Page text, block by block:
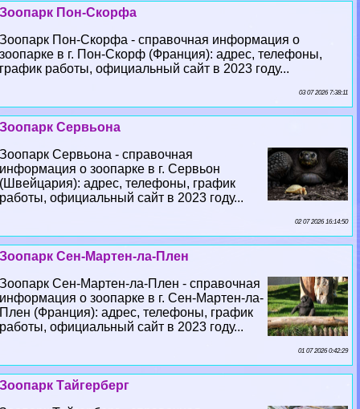
Зоопарк Пон-Скорфа
Зоопарк Пон-Скорфа - справочная информация о
зоопарке в г. Пон-Скорф (Франция): адрес, телефоны,
график работы, официальный сайт в 2023 году...
03 07 2026 7:38:11
Зоопарк Сервьона
Зоопарк Сервьона - справочная
информация о зоопарке в г. Сервьон
(Швейцария): адрес, телефоны, график
работы, официальный сайт в 2023 году...
02 07 2026 16:14:50
Зоопарк Сен-Мартен-ла-Плен
Зоопарк Сен-Мартен-ла-Плен - справочная
информация о зоопарке в г. Сен-Мартен-ла-
Плен (Франция): адрес, телефоны, график
работы, официальный сайт в 2023 году...
01 07 2026 0:42:29
Зоопарк Тайгерберг